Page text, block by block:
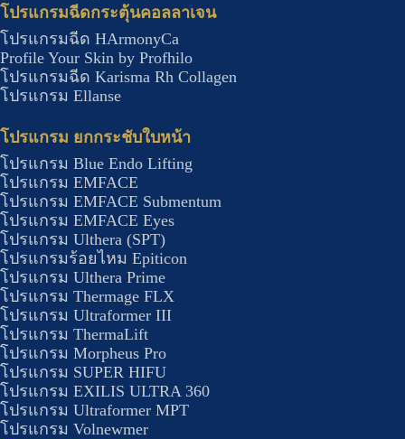
โปรแกรมฉีดกระตุ้นคอลลาเจน
โปรแกรมฉีด HArmonyCa
Profile Your Skin by Profhilo
โปรแกรมฉีด Karisma Rh Collagen
โปรแกรม Ellanse
โปรแกรม ยกกระชับใบหน้า
โปรแกรม Blue Endo Lifting
โปรแกรม EMFACE
โปรแกรม EMFACE Submentum
โปรแกรม EMFACE Eyes
โปรแกรม Ulthera (SPT)
โปรแกรมร้อยไหม Epiticon
โปรแกรม Ulthera Prime
โปรแกรม Thermage FLX
โปรแกรม Ultraformer III
โปรแกรม ThermaLift
โปรแกรม Morpheus Pro
โปรแกรม SUPER HIFU
โปรแกรม EXILIS ULTRA 360
โปรแกรม Ultraformer MPT
โปรแกรม Volnewmer